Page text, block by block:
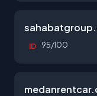
ID 95/100